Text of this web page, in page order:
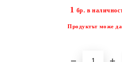
1 бр. в
Продуктът може да